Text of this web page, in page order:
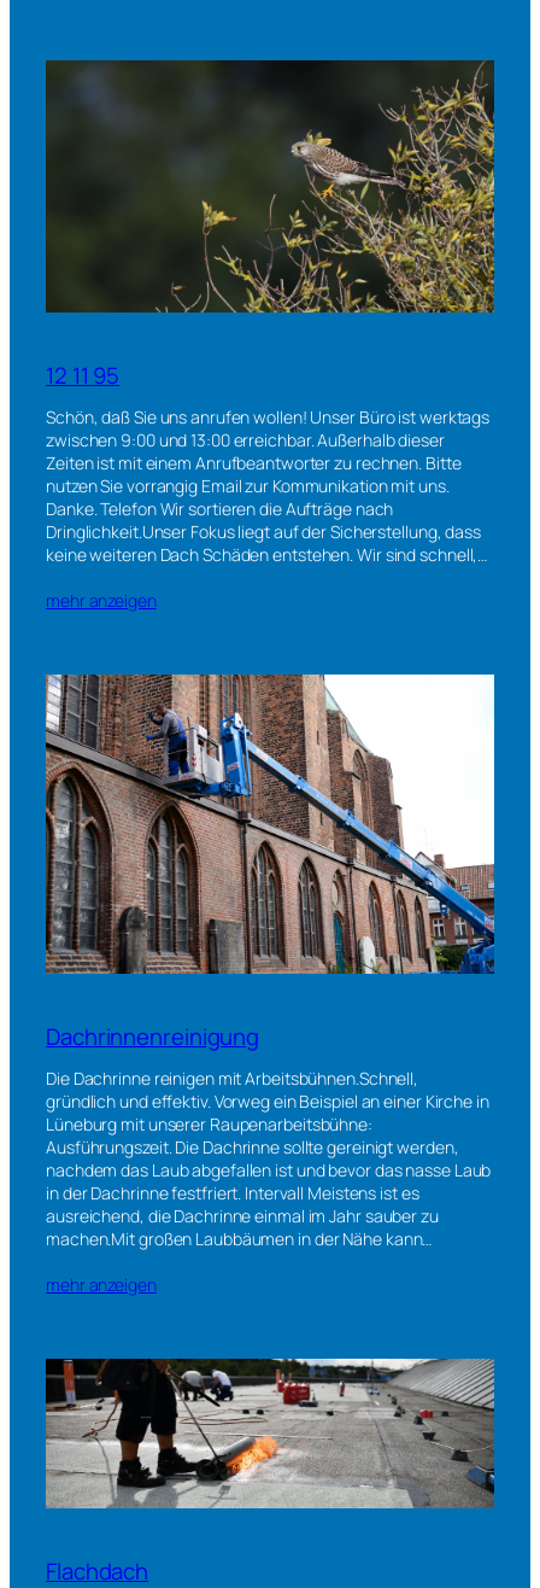
12 11 95
Schön, daß Sie uns anrufen wollen! Unser Büro ist werktags
zwischen 9:00 und 13:00 erreichbar. Außerhalb dieser
Zeiten ist mit einem Anrufbeantworter zu rechnen. Bitte
nutzen Sie vorrangig Email zur Kommunikation mit uns.
Danke. Telefon Wir sortieren die Aufträge nach
Dringlichkeit.Unser Fokus liegt auf der Sicherstellung, dass
keine weiteren Dach Schäden entstehen. Wir sind schnell,…
mehr anzeigen
Dachrinnenreinigung
Die Dachrinne reinigen mit Arbeitsbühnen.Schnell,
gründlich und effektiv. Vorweg ein Beispiel an einer Kirche in
Lüneburg mit unserer Raupenarbeitsbühne:
Ausführungszeit. Die Dachrinne sollte gereinigt werden,
nachdem das Laub abgefallen ist und bevor das nasse Laub
in der Dachrinne festfriert. Intervall Meistens ist es
ausreichend, die Dachrinne einmal im Jahr sauber zu
machen.Mit großen Laubbäumen in der Nähe kann…
mehr anzeigen
Flachdach